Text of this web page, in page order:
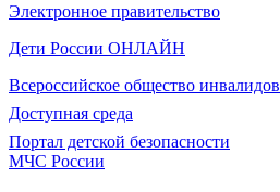
Электронное правительство
Дети России ОНЛАЙН
Всероссийское общество инвалидов
Доступная среда
Портал детской безопасности
МЧС России